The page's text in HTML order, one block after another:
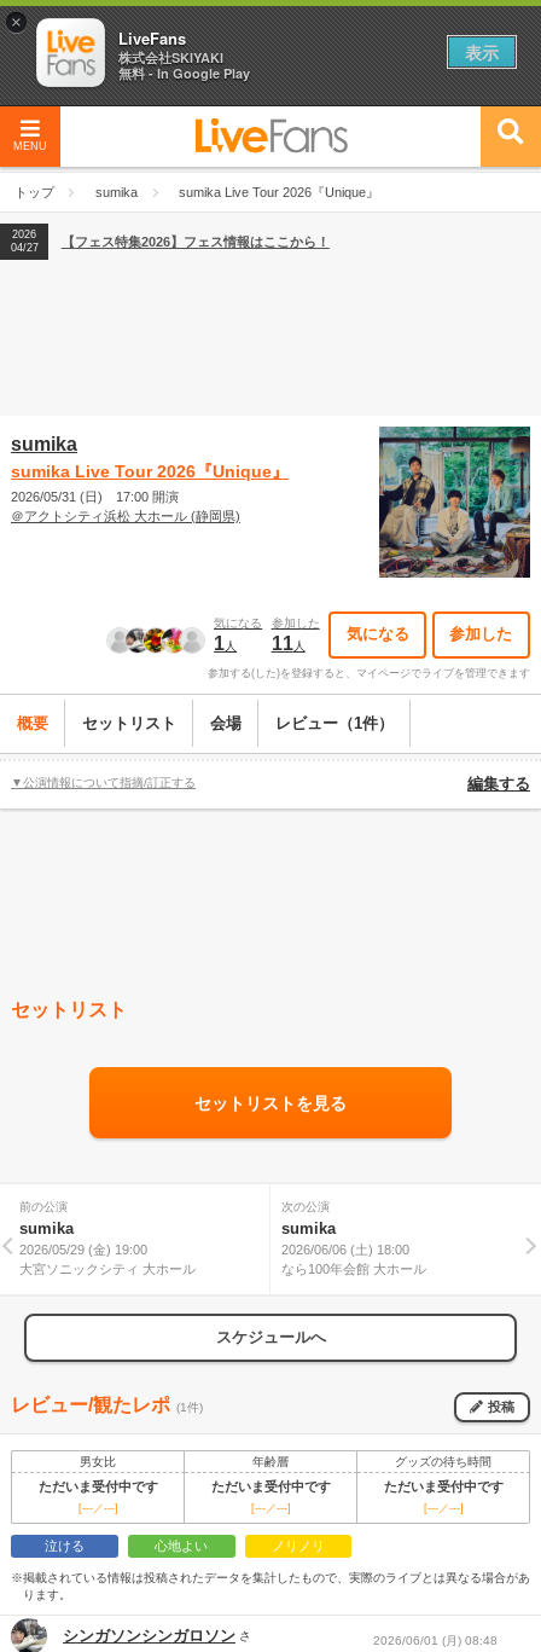
MENU
トップ sumika sumika Live Tour 2026『Unique』
2026
04/27
2026
【ライブ動員ランキング】2026年上半期編発表！
2026
04/27
【フェス特集2026】フェス情報はここから！
sumika
sumika Live Tour 2026『Unique』
2026/05/31 (日) 17:00 開演
＠アクトシティ浜松 大ホール (静岡県)
気になる
1人
参加した
11人
気になる 参加した
参加する(した)を登録すると、マイページでライブを管理できます
概要 セットリスト 会場 レビュー（1件）
▼公演情報について指摘/訂正する 編集する
セットリスト
セットリストを見る
前の公演
sumika
2026/05/29 (金) 19:00
大宮ソニックシティ 大ホール
次の公演
sumika
2026/06/06 (土) 18:00
なら100年会館 大ホール
スケジュールへ
レビュー/観たレポ (1件) 投稿
男女比 年齢層 グッズの待ち時間
ただいま受付中です ただいま受付中です ただいま受付中です
[---／---] [---／---] [---／---]
泣ける 心地よい ノリノリ
※掲載されている情報は投稿されたデータを集計したもので、実際のライブとは異なる場合があ
ります。
シンガソンシンガロソン さ
2026/06/01 (月) 08:48
×
LiveFans
株式会社SKIYAKI
無料 - In Google Play
表示